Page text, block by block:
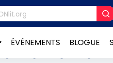
ÉVÉNEMENTS BLOGUE